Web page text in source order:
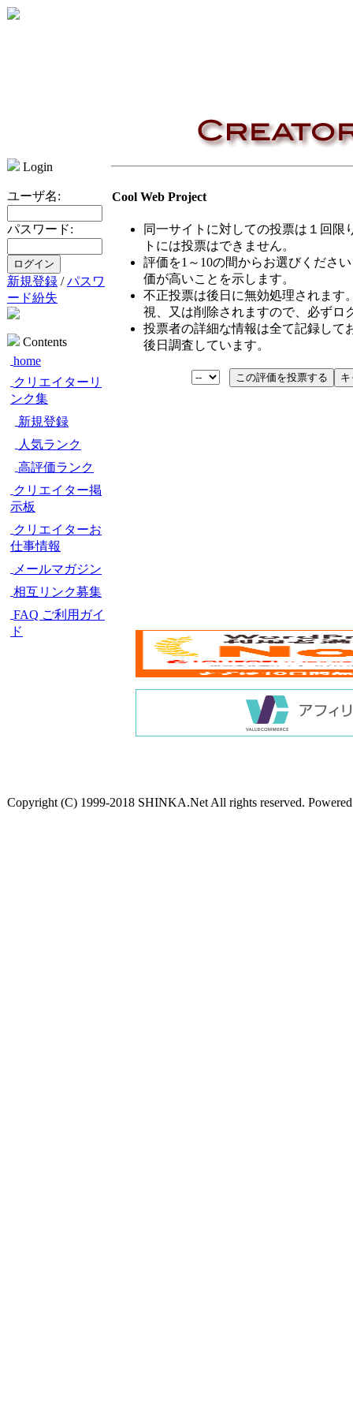
Login
ユーザ名:
パスワード:
新規登録 /パスワ
ード紛失
Contents
home
クリエイターリ
ンク集
新規登録
人気ランク
高評価ランク
クリエイター掲
示板
クリエイターお
仕事情報
メールマガジン
相互リンク募集
FAQ ご利用ガイ
ド
Cool Web Project
同一サイトに対しての投票は１回限
トには投票はできません。
評価を1～10の間からお選びくださ
価が高いことを示します。
不正投票は後日に無効処理されます
視、又は削除されますので、必ずロ
投票者の詳細な情報は全て記録して
後日調査しています。
Copyright (C) 1999-2018 SHINKA.Net All rights reserved.